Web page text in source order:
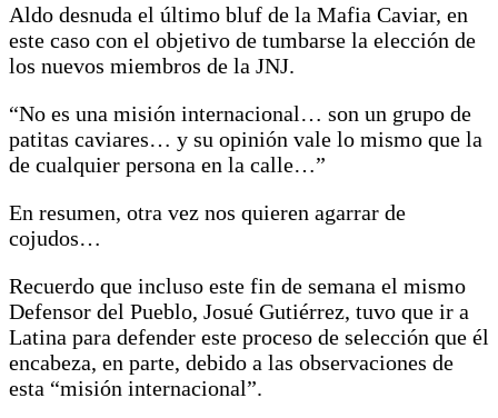
Aldo desnuda el último bluf de la Mafia Caviar, en
este caso con el objetivo de tumbarse la elección de
los nuevos miembros de la JNJ.
“No es una misión internacional… son un grupo de
patitas caviares… y su opinión vale lo mismo que la
de cualquier persona en la calle…”
En resumen, otra vez nos quieren agarrar de
cojudos…
Recuerdo que incluso este fin de semana el mismo
Defensor del Pueblo, Josué Gutiérrez, tuvo que ir a
Latina para defender este proceso de selección que él
encabeza, en parte, debido a las observaciones de
esta “misión internacional”.